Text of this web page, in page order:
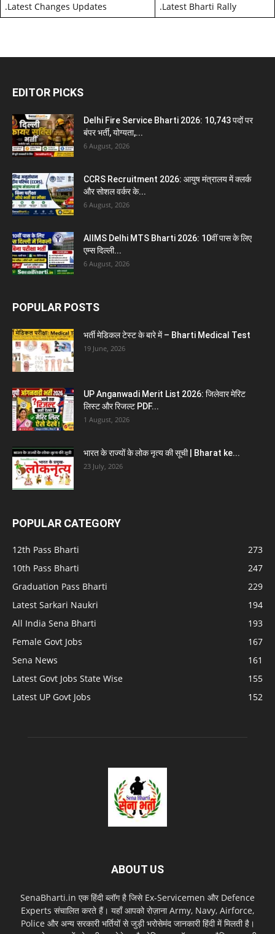
.Latest Changes Updates .Latest Bharti Rally
EDITOR PICKS
Delhi Fire Service Bharti 2026: 10,743 पदों पर
बंपर भर्ती, योग्यता,...
6 August, 2026
CCRS Recruitment 2026: आयुष मंत्रालय में क्लर्क
और सोशल वर्कर के...
6 August, 2026
AIIMS Delhi MTS Bharti 2026: 10वीं पास के लिए
एम्स दिल्ली...
6 August, 2026
POPULAR POSTS
भर्ती मेडिकल टेस्ट के बारे में – Bharti Medical Test
19 June, 2026
UP Anganwadi Merit List 2026: जिलेवार मेरिट
लिस्ट और रिजल्ट PDF...
1 August, 2026
भारत के राज्यों के लोक नृत्य की सूची | Bharat ke...
23 July, 2026
POPULAR CATEGORY
12th Pass Bharti
273
10th Pass Bharti
247
Graduation Pass Bharti
229
Latest Sarkari Naukri
194
All India Sena Bharti
193
Female Govt Jobs
167
Sena News
161
Latest Govt Jobs State Wise
155
Latest UP Govt Jobs
152
ABOUT US
SenaBharti.in एक हिंदी ब्लॉग है जिसे Ex‑Servicemen और Defence
Experts संचालित करते हैं। यहाँ आपको रोज़ाना Army, Navy, Airforce,
Police और अन्य सरकारी भर्तियों से जुड़ी भरोसेमंद जानकारी हिंदी में मिलती है।